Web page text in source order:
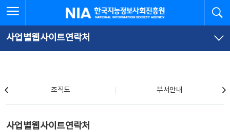
문
로
가
체
뉴
바
가
한국지능정보사회진흥원
사업별웹사이트연락처
조직도 부서안내
사업별웹사이트연락처